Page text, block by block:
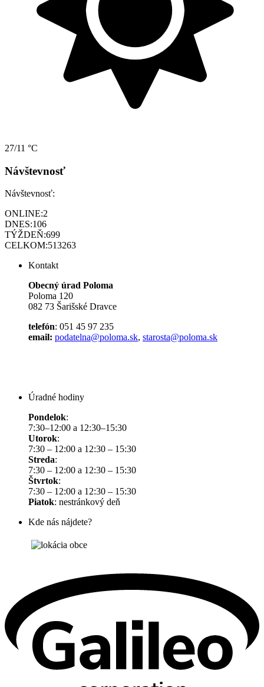
27/11 °C
Návštevnosť
Návštevnosť:
ONLINE:2
DNES:106
TÝŽDEŇ:699
CELKOM:513263
Kontakt
Obecný úrad Poloma
Poloma 120
082 73 Šarišské Dravce
telefón: 051 45 97 235
email: podatelna@poloma.sk, starosta@poloma.sk
Úradné hodiny
Pondelok:
7:30–12:00 a 12:30–15:30
Utorok:
7:30 – 12:00 a 12:30 – 15:30
Streda:
7:30 – 12:00 a 12:30 – 15:30
Štvrtok:
7:30 – 12:00 a 12:30 – 15:30
Piatok: nestránkový deň
Kde nás nájdete?